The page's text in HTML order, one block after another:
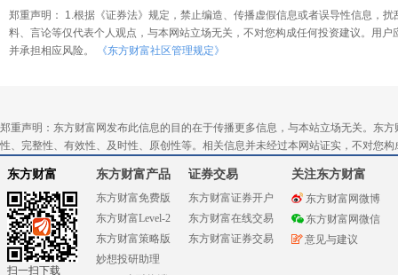
郑重声明： 1.根据《证券法》规定，禁止编造、传播虚假信息或者误导性信息，
料、言论等仅代表个人观点，与本网站立场无关，不对您构成任何投资建议。用
并承担相应风险。
《东方财富社区管理规定》
郑重声明：东方财富网发布此信息的目的在于传播更多信息，与本站立场无关。东
性、完整性、有效性、及时性、原创性等。相关信息并未经过本网站证实，不对您
东方财富
扫一扫下载
东方财富产品
东方财富免费版
东方财富Level-2
东方财富策略版
妙想投研助理
证券交易
东方财富证券开户
东方财富在线交易
东方财富证券交易
关注东方财富
东方财富网微博
东方财富网微信
意见与建议